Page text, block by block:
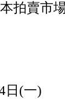
本拍賣市
日(一)